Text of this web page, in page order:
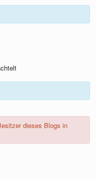
dieses Blogs in